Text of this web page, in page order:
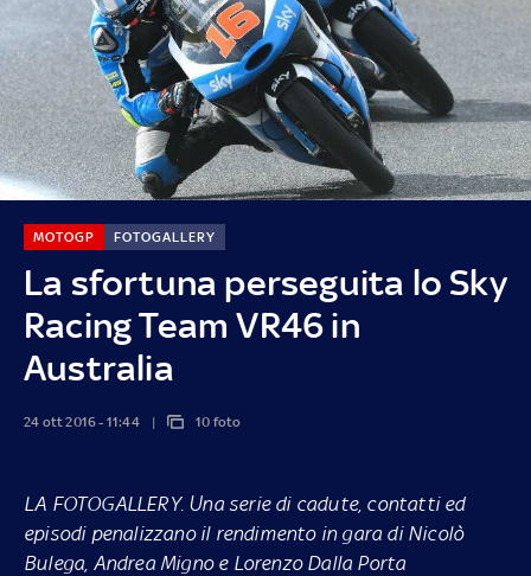
La sfortuna perseguita lo Sky
Racing Team VR46 in
Australia
MOTOGP FOTOGALLERY
24 ott 2016 - 11:44 10 foto
LA FOTOGALLERY. Una serie di cadute, contatti ed
episodi penalizzano il rendimento in gara di Nicolò
Bulega, Andrea Migno e Lorenzo Dalla Porta